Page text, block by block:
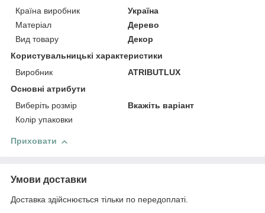
Країна виробник
Україна
Матеріал
Дерево
Вид товару
Декор
Користувальницькі характеристики
Виробник
ATRIBUTLUX
Основні атрибути
Виберіть розмір
Вкажіть варіант
Колір упаковки
Приховати
Умови доставки
Доставка здійснюється тільки по передоплаті.